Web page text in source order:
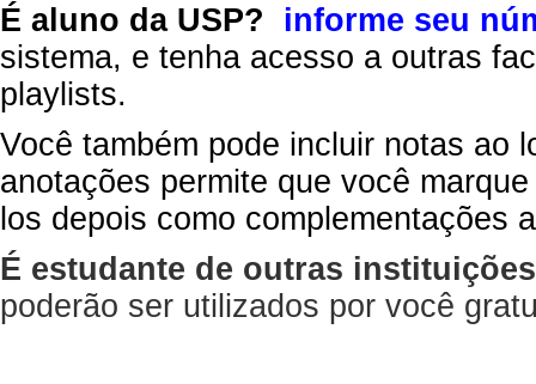
É aluno da USP?
informe seu
sistema, e tenha acesso a outras
playlists.
Você também pode incluir notas ao
anotações permite que você
los depois como complementações
É estudante de outras
poderão ser utilizados por você